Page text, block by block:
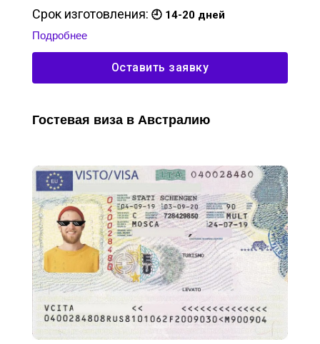
Срок изготовления: 🕘 14-20 дней
Подробнее
Оставить заявку
Гостевая виза в Австралию